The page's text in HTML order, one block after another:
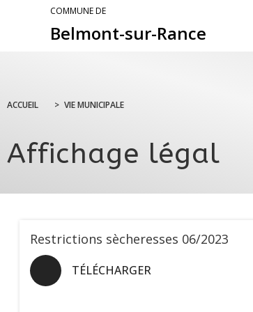
COMMUNE DE
Belmont-sur-Rance
ACCUEIL > VIE MUNICIPALE
Affichage légal
Restrictions sècheresses 06/2023
TÉLÉCHARGER